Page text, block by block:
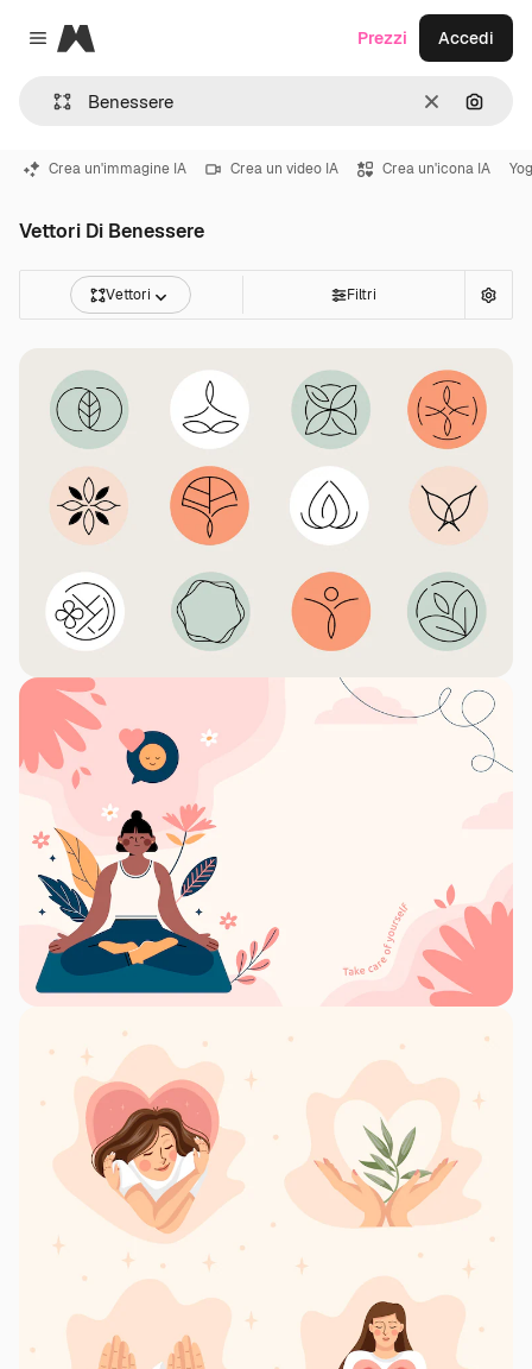
Close menu
Magnific
CancellaCerca
Prezzi Accedi
Crea un'immagine IA Crea un video IA Crea un'icona IA
Vettori Di Benessere
Vettori Filtri